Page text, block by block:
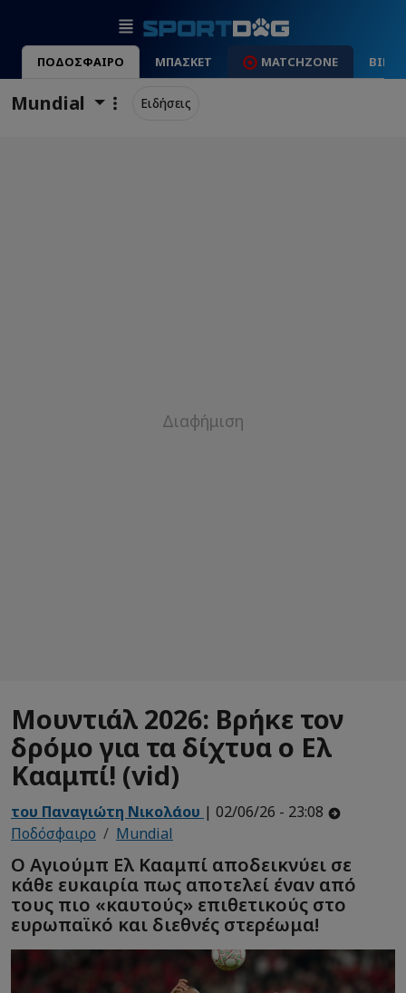
ΠΟΔΟΣΦΑΙΡΟ ΜΠΑΣΚΕΤ MATCHZONE
Mundial Ειδήσεις
Μουντιάλ 2026: Βρήκε τον
δρόμο για τα δίχτυα ο Ελ
Κααμπί! (vid)
του Παναγιώτη Νικολάου | 02/06/26 - 23:08
Ποδόσφαιρο
Mundial
Ο Αγιούμπ Ελ Κααμπί αποδεικνύει σε
κάθε ευκαιρία πως αποτελεί έναν από
τους πιο «καυτούς» επιθετικούς στο
ευρωπαϊκό και διεθνές στερέωμα!